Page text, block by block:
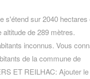
s'étend sur 2040 hectares
altitude de 289 mètres.
inconnus. Vous
de la commune de
ET REILHAC: Ajouter